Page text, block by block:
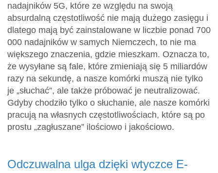
nadajników 5G, które ze względu na swoją
absurdalną częstotliwość nie mają dużego zasięgu i
dlatego mają być zainstalowane w liczbie ponad 700
000 nadajników w samych Niemczech, to nie ma
większego znaczenia, gdzie mieszkam. Oznacza to,
że wysyłane są fale, które zmieniają się 5 miliardów
razy na sekundę, a nasze komórki muszą nie tylko
je „słuchać”, ale także próbować je neutralizować.
Gdyby chodziło tylko o słuchanie, ale nasze komórki
pracują na własnych częstotliwościach, które są po
prostu „zagłuszane” ilościowo i jakościowo.
Odczuwalna ulga dzięki wtyczce E-